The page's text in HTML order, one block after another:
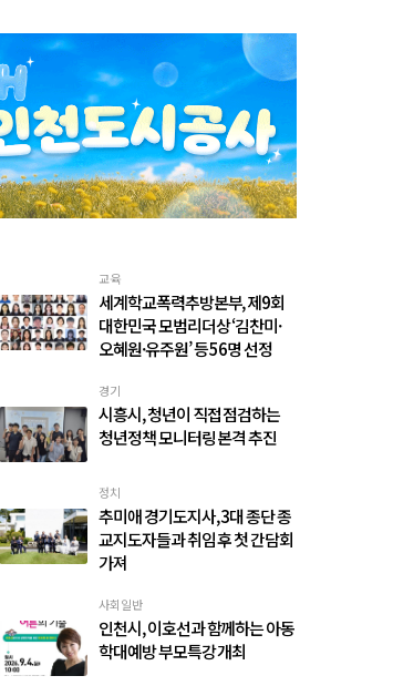
교육
세계학교폭력추방본부, 제9회
대한민국 모범리더상 ‘김찬미·
오혜원·유주원’ 등 56명 선정
경기
시흥시, 청년이 직접 점검하는
청년정책 모니터링 본격 추진
정치
추미애 경기도지사, 3대 종단 종
교지도자들과 취임 후 첫 간담회
가져
사회일반
인천시, 이호선과 함께하는 아동
학대예방 부모특강 개최